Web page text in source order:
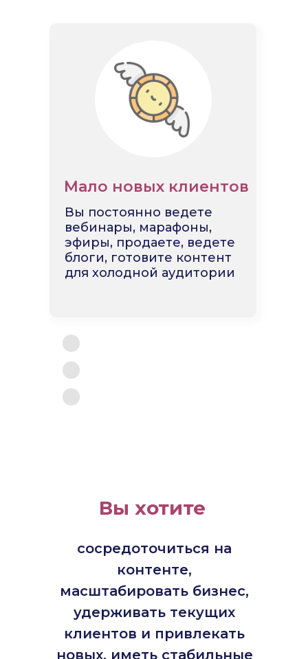
Вы постоянно ведете
вебинары, марафоны,
эфиры, продаете, ведете
блоги, готовите контент
для холодной аудитории
Мало новых клиентов
Вы хотите
сосредоточиться на
контенте,
масштабировать бизнес,
удерживать текущих
клиентов и привлекать
новых, иметь стабильные